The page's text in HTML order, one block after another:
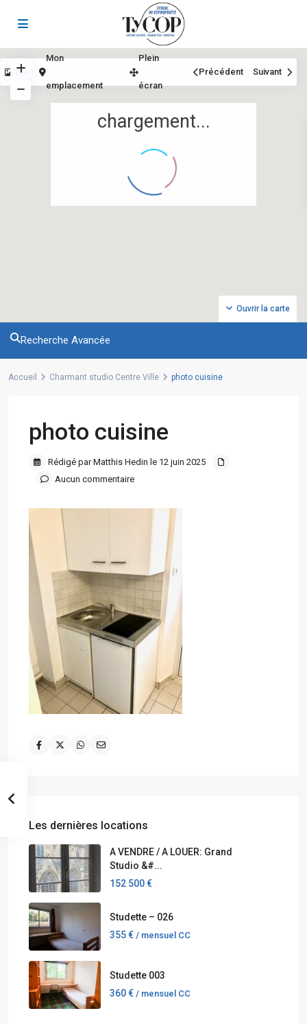
chargement...
Ouvrir la carte
Vue
Mon
emplacement
Plein
écran
Précédent Suivant
Recherche Avancée
Accueil Charmant studio Centre Ville photo cuisine
photo cuisine
Rédigé par Matthis Hedin le 12 juin 2025
Aucun commentaire
Les dernières locations
A VENDRE / A LOUER: Grand
Studio &#...
152 500 €
Studette – 026
355 € / mensuel CC
Studette 003
360 € / mensuel CC